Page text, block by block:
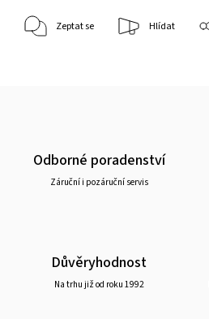
Zeptat se Hlídat
Odborné poradenství
Záruční i pozáruční servis
Důvěryhodnost
Na trhu již od roku 1992